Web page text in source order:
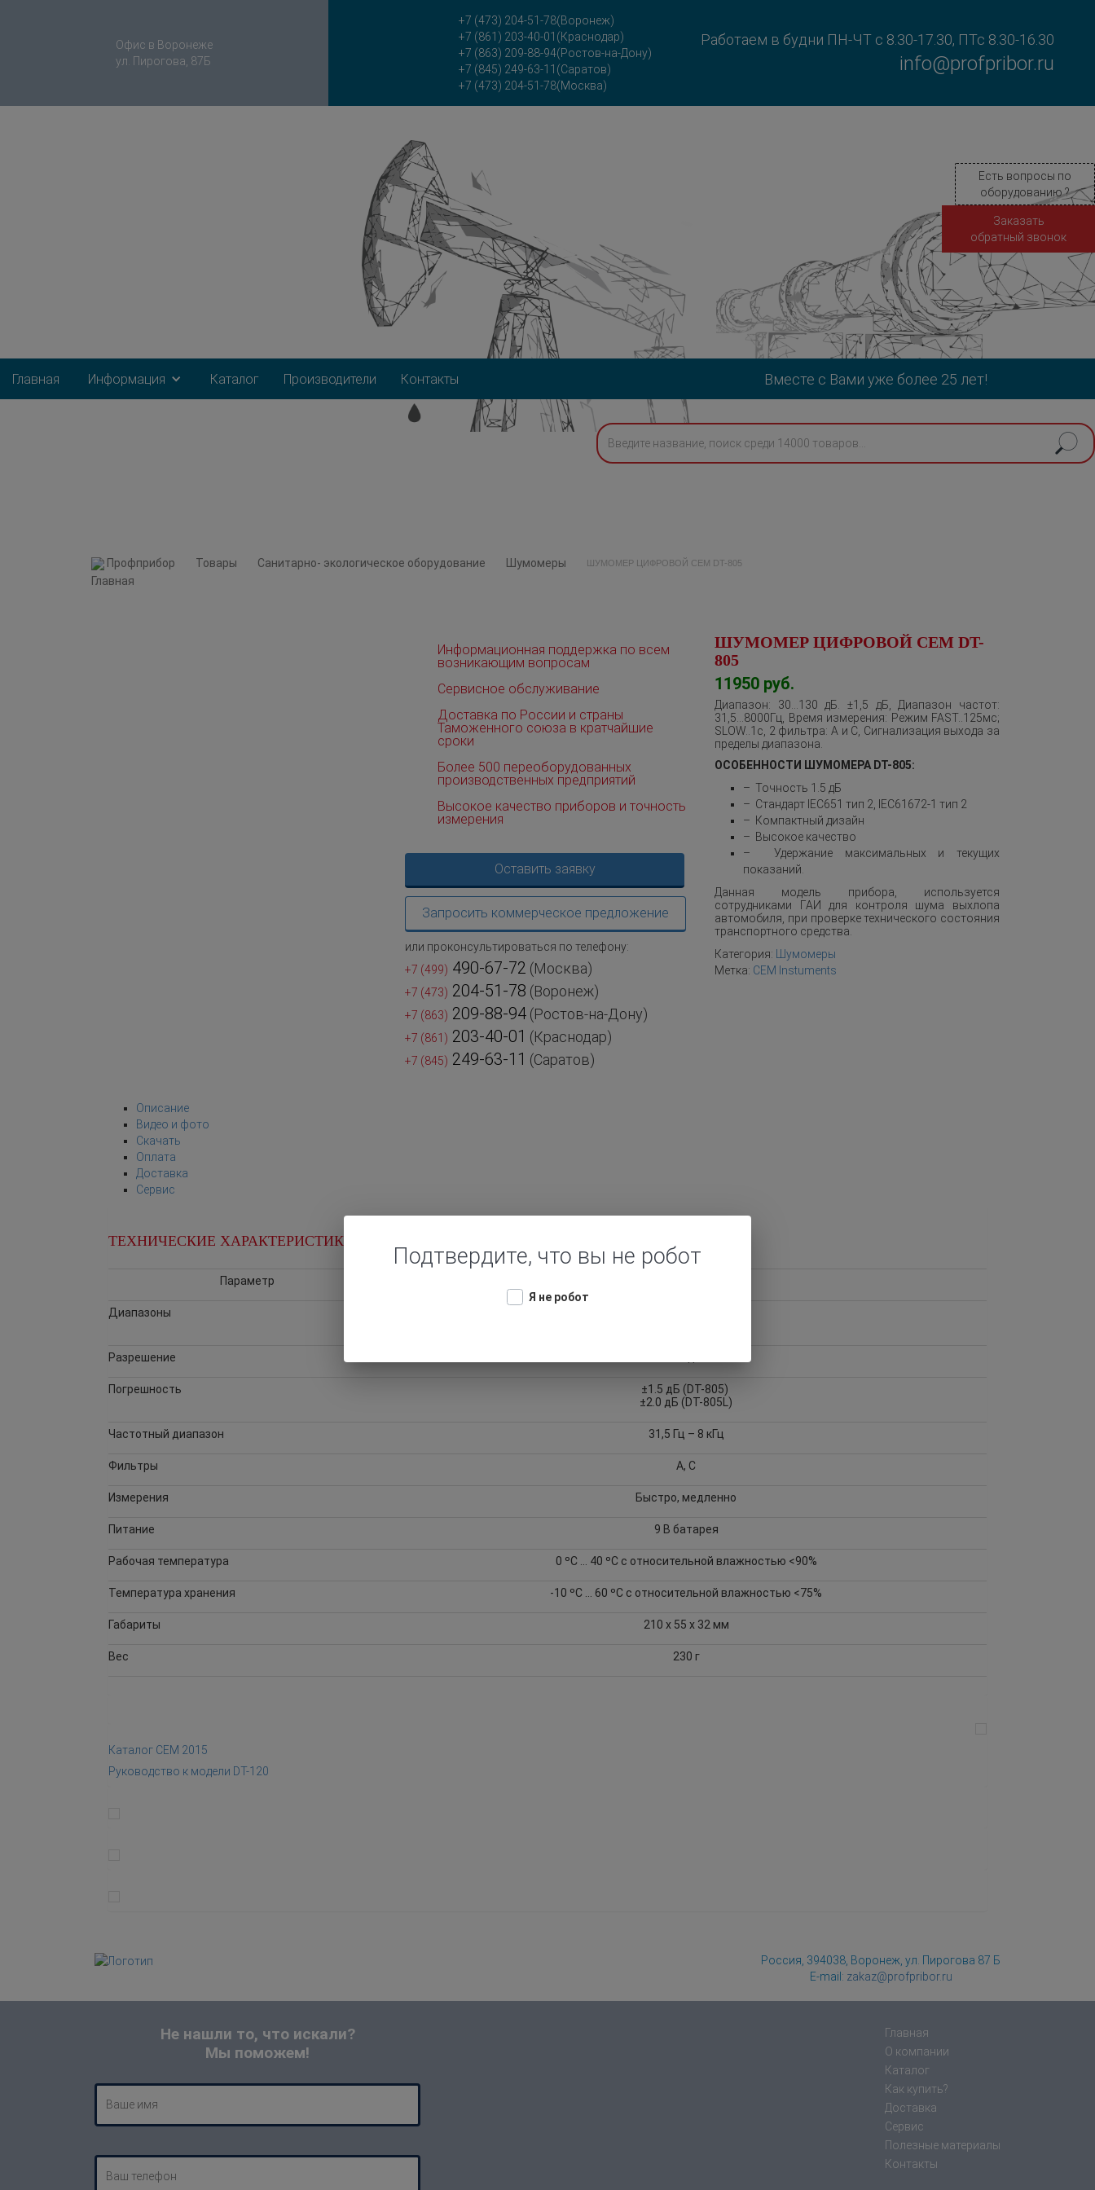
Офис в Воронеже
ул. Пирогова, 87Б
+7 (473) 204-51-78(Воронеж)
+7 (861) 203-40-01 (Краснодар)
+7 (863) 209-88-94(Ростов-на-Дону)
+7 (845) 249-63-11 (Саратов)
+7 (473) 204-51-78(Москва)
Работаем в будни ПН-ЧТ с 8.30-17.30, ПТс 8.30-16.30
info@profpribor.ru
Есть вопросы по
оборудованию ?
Заказать
обратный звонок
Главная Информация Каталог Производители Контакты Вместе с Вами уже более 25 лет!
Профприбор Товары Cанитарно- экологическое оборудование Шумомеры ШУМОМЕР ЦИФРОВОЙ CEM DT-805
Информационная поддержка по всем
возникающим вопросам
Сервисное обслуживание
Доставка по России и страны
Таможенного союза в кратчайшие
сроки
Более 500 переоборудованных
производственных предприятий
Высокое качество приборов и точность
измерения
Оставить заявку
Запросить коммерческое предложение
или проконсультироваться по телефону:
+7 (499) 490-67-72 (Москва)
+7 (473) 204-51-78 (Воронеж)
+7 (863) 209-88-94 (Ростов-на-Дону)
+7 (861) 203-40-01 (Краснодар)
+7 (845) 249-63-11 (Саратов)
ШУМОМЕР ЦИФРОВОЙ CEM DT-
805
11950 руб.
Диапазон: 30…130 дБ. ±1,5 дБ, Диапазон частот:
31,5…8000Гц, Время измерения: Режим FAST..125мс;
SLOW..1с, 2 фильтра: А и С, Сигнализация выхода за
пределы диапазона.
ОСОБЕННОСТИ ШУМОМЕРА DT-805:
– Точность 1.5 дБ
– Стандарт IEC651 тип 2, IEC61672-1 тип 2
– Компактный дизайн
– Высокое качество
– Удержание максимальных и текущих
показаний.
Данная модель прибора, используется
сотрудниками ГАИ для контроля шума выхлопа
автомобиля, при проверке технического состояния
транспортного средства.
Категория:
Шумомеры
Метка: CEM Instuments
Описание
Видео и фото
Скачать
Оплата
Доставка
Сервис
ТЕХНИЧЕСКИЕ ХАРАКТЕРИСТИКИ ШУМОМЕРА DT-805:
Параметр
Диапазоны
Разрешение
Погрешность
±1.5 дБ (DT-805)
±2.0 дБ (DT-805L)
Частотный диапазон 31,5 Гц – 8 кГц
Фильтры А, С
Измерения Быстро, медленно
Питание 9 В батарея
Рабочая температура 0 ºС … 40 ºС с относительной влажностью <90%
Температура хранения -10 ºС … 60 ºС с относительной влажностью <75%
Габариты 210 х 55 х 32 мм
Вес 230 г
Каталог CEM 2015
Руководство к модели DT-120
Россия, 394038, Воронеж, ул. Пирогова 87 Б
E-mail: zakaz@profpribor.ru
Не нашли то, что искали?
Мы поможем!
Главная
О компании
Каталог
Как купить?
Доставка
Сервис
Полезные материалы
Контакты
Подтвердите, что вы не робот
Я не робот